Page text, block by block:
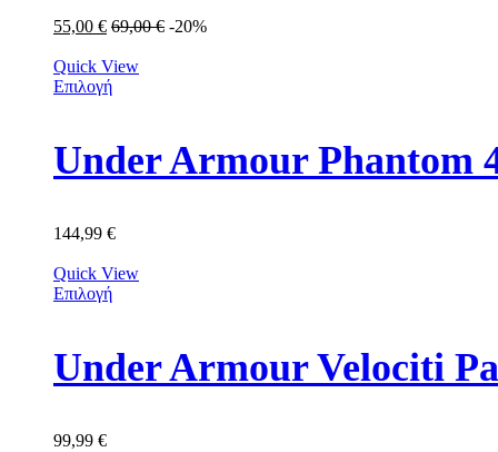
55,00 € 69,00€ -20%
Quick View
Επιλογή
144,99 €
Quick View
Επιλογή
Under Armour Velociti
99,99 €